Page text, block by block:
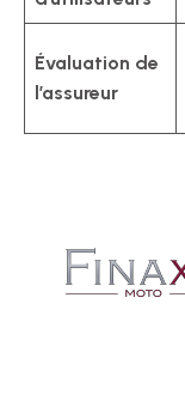
Évaluation de
l’assureur